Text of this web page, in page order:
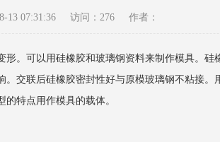
13 07:31:36 访问：276 作者：
。可以用硅橡胶和玻璃钢资料来制作模具。
交联后硅橡胶密封性好与原模玻璃钢不粘接
特点用作模具的载体。